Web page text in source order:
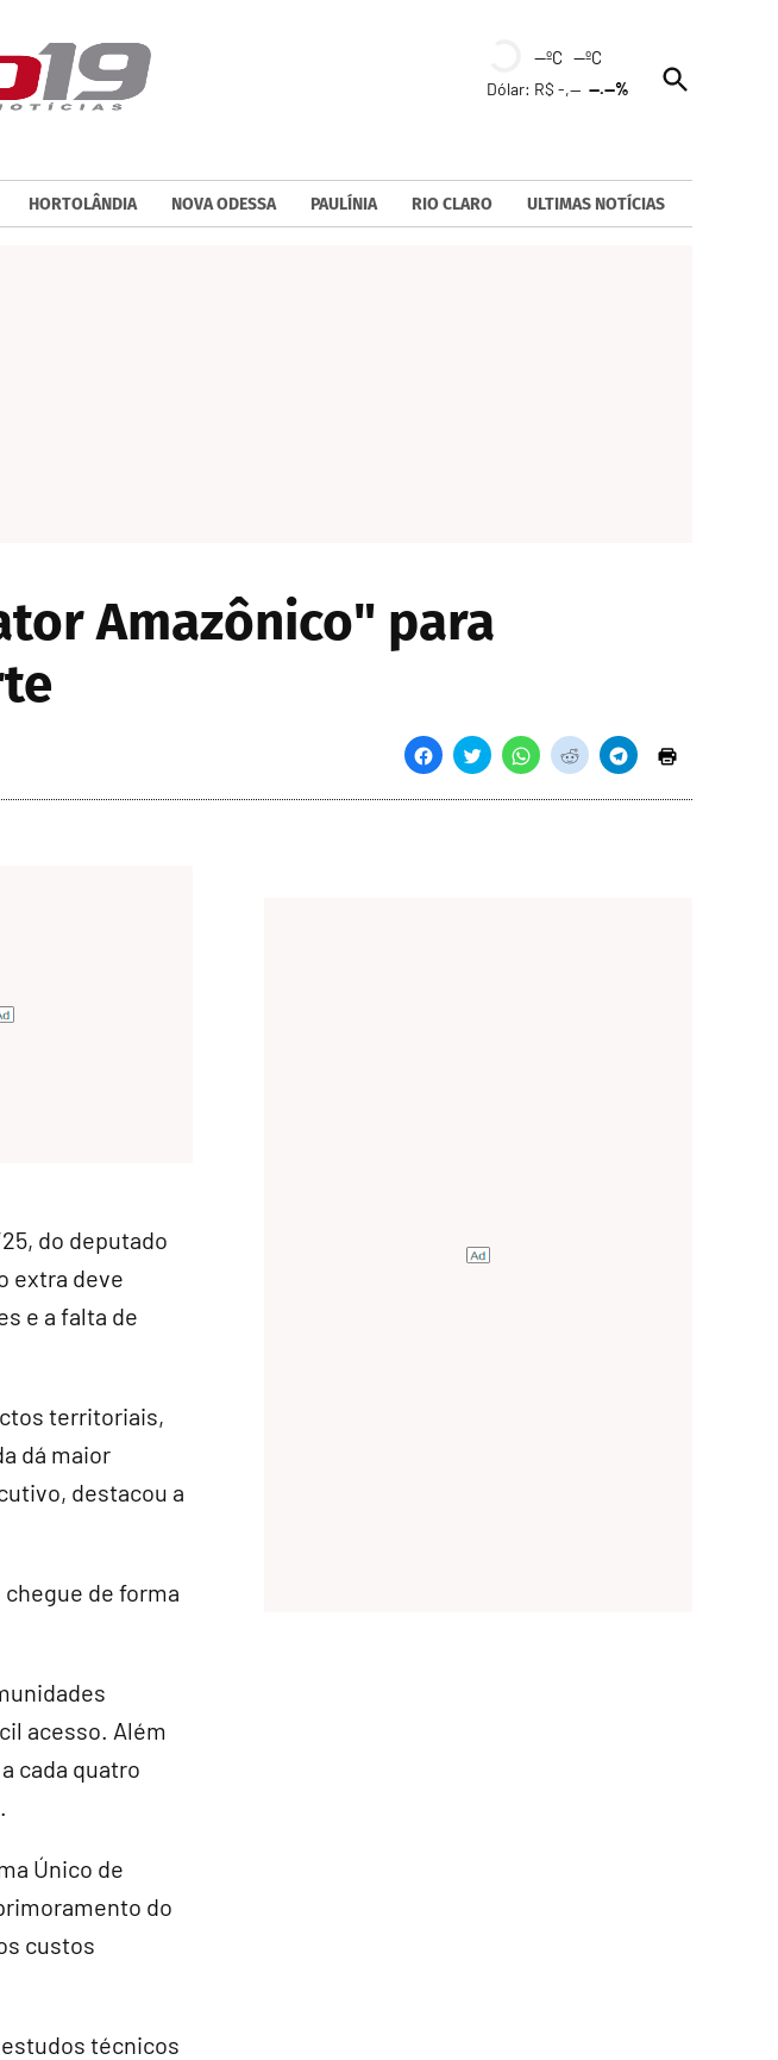
--ºC --ºC
Dólar: R$ -,----.--%
Open
Search
HORTOLÂNDIA NOVA ODESSA PAULÍNIA RIO CLARO ULTIMAS NOTÍCIAS
Amazônico" para
do deputado
extra deve
e a falta de
territoriais,
dá maior
destacou a
de forma
acesso. Além
cada quatro
Único de
do
custos
técnicos